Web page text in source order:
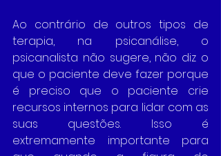
Ao contrário de outros tipos de
terapia, na psicanálise, o
psicanalista não sugere, não diz o
que o paciente deve fazer porque
é preciso que o paciente crie
recursos internos para lidar com as
suas questões. Isso é
extremamente importante para